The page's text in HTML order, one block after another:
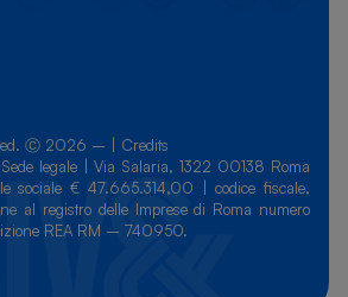
Ⓒ 2026 – | Credits
legale | Via Salaria, 1322 00138 Roma
sociale € 47.665.314,00 | codice fiscale,
al registro delle Imprese di Roma numero
REA RM – 740950.